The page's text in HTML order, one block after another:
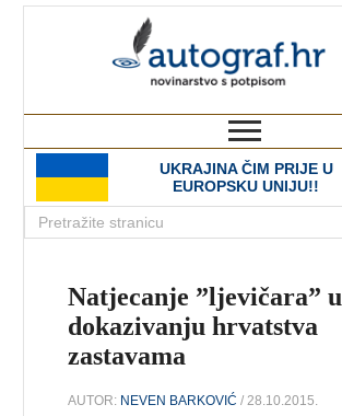
UKRAJINA ČIM PRIJE U
EUROPSKU UNIJU!!
Natjecanje ”ljevičara” u
dokazivanju hrvatstva
zastavama
AUTOR: NEVEN BARKOVIĆ / 28.10.2015.